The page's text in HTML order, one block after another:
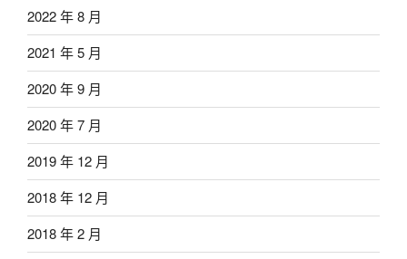
2022 年 8 月
2021 年 5 月
2020 年 9 月
2020 年 7 月
2019 年 12 月
2018 年 12 月
2018 年 2 月